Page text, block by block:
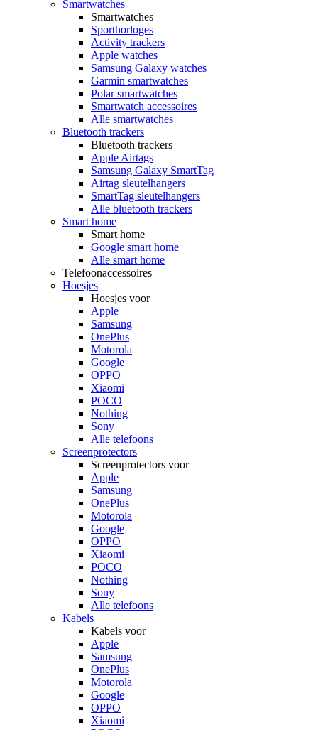
Smartwatches
Smartwatches
Sporthorloges
Activity trackers
Apple watches
Samsung Galaxy watches
Garmin smartwatches
Polar smartwatches
Smartwatch accessoires
Alle smartwatches
Bluetooth trackers
Bluetooth trackers
Apple Airtags
Samsung Galaxy SmartTag
Airtag sleutelhangers
SmartTag sleutelhangers
Alle bluetooth trackers
Smart home
Smart home
Google smart home
Alle smart home
Telefoonaccessoires
Hoesjes
Hoesjes voor
Apple
Samsung
OnePlus
Motorola
Google
OPPO
Xiaomi
POCO
Nothing
Sony
Alle telefoons
Screenprotectors
Screenprotectors voor
Apple
Samsung
OnePlus
Motorola
Google
OPPO
Xiaomi
POCO
Nothing
Sony
Alle telefoons
Kabels
Kabels voor
Apple
Samsung
OnePlus
Motorola
Google
OPPO
Xiaomi